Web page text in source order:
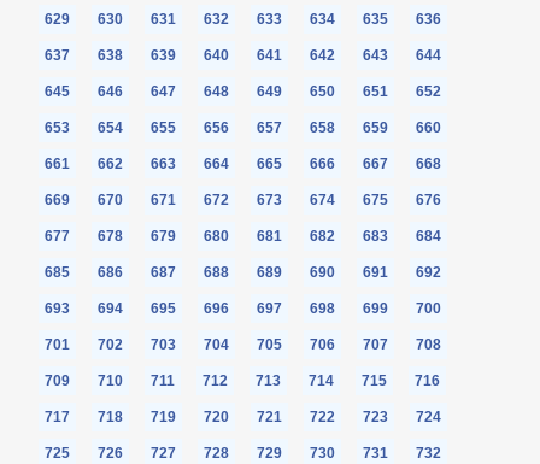
629 630 631 632 633 634 635 636
637 638 639 640 641 642 643 644
645 646 647 648 649 650 651 652
653 654 655 656 657 658 659 660
661 662 663 664 665 666 667 668
669 670 671 672 673 674 675 676
677 678 679 680 681 682 683 684
685 686 687 688 689 690 691 692
693 694 695 696 697 698 699 700
701 702 703 704 705 706 707 708
709 710 711 712 713 714 715 716
717 718 719 720 721 722 723 724
725 726 727 728 729 730 731 732